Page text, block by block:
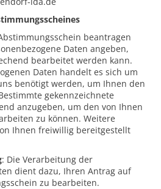
beantragen
Daten angeben,
bearbeitet werden kann.
Daten handelt es sich um
benötigt werden, um Ihnen den
gekennzeichnete
anzugeben, um den von Ihnen
zu können. Weitere
Ihnen freiwillig bereitgestellt
: Die Verarbeitung der
dient dazu, Ihren Antrag auf
zu bearbeiten.